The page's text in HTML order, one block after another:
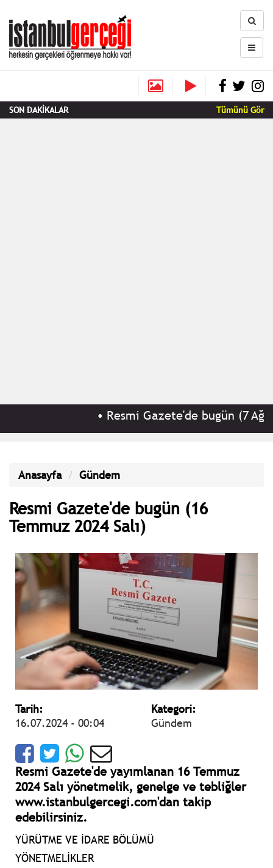
SON DAKİKALAR Tümünü Gör
Resmi Gazete'de bugün (7
Anasayfa Gündem
Resmi Gazete'de bugün (16
Temmuz 2024 Salı)
Tarih:
16.07.2024 - 00:04
Kategori:
Gündem
Resmi Gazete'de yayımlanan 16 Temmuz
2024 Salı yönetmelik, genelge ve tebliğler
www.istanbulgercegi.com'dan takip
edebilirsiniz.
YÜRÜTME VE İDARE BÖLÜMÜ
YÖNETMELİKLER